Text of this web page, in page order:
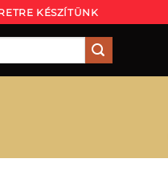
KÉSZÍTÜNK